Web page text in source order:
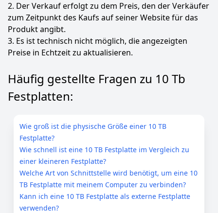
2. Der Verkauf erfolgt zu dem Preis, den der Verkäufer
zum Zeitpunkt des Kaufs auf seiner Website für das
Produkt angibt.
3. Es ist technisch nicht möglich, die angezeigten
Preise in Echtzeit zu aktualisieren.
Häufig gestellte Fragen zu 10 Tb
Festplatten:
Wie groß ist die physische Größe einer 10 TB
Festplatte?
Wie schnell ist eine 10 TB Festplatte im Vergleich zu
einer kleineren Festplatte?
Welche Art von Schnittstelle wird benötigt, um eine 10
TB Festplatte mit meinem Computer zu verbinden?
Kann ich eine 10 TB Festplatte als externe Festplatte
verwenden?